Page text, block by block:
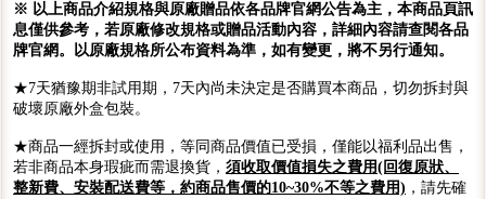
※ 以上商品介紹規格與原廠贈品依各品牌官網公告為主，本商品頁訊
息僅供參考，若原廠修改規格或贈品活動內容，詳細內容請查閱各品
牌官網。以原廠規格所公布資料為準，如有變更，將不另行通知。
★7天猶豫期非試用期，7天內尚未決定是否購買本商品，切勿拆封與
破壞原廠外盒包裝。
★商品一經拆封或使用，等同商品價值已受損，僅能以福利品出售，
若非商品本身瑕疵而需退換貨， 須收取價值損失之費用(回復原狀、
整新費、安裝配送費等，約商品售價的10~30%不等之費用) ，請先確